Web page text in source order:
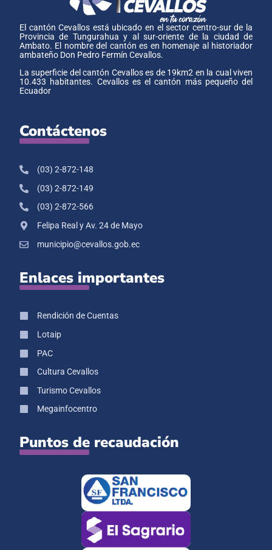
El cantón Cevallos está ubicado en el sector centro-sur de la
Provincia de Tungurahua y al sur-oriente de la ciudad de
Ambato. El nombre del cantón es en homenaje al historiador
ambateño Don Pedro Fermín Cevallos.
La superficie del cantón Cevallos es de 19km2 en la cual viven
10.433 habitantes. Cevallos es el cantón más pequeño del
Ecuador
Contáctenos
(03) 2-872-148
(03) 2-872-149
(03) 2-872-566
Felipa Real y Av. 24 de Mayo
municipio@cevallos.gob.ec
Enlaces importantes
Rendición de Cuentas
Lotaip
PAC
Cultura Cevallos
Turismo Cevallos
Megainfocentro
Puntos de recaudación